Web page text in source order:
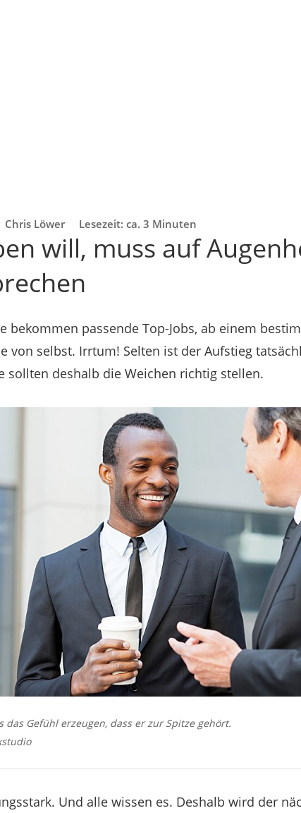
Chris Löwer Lesezeit: ca. 3 Minuten
will, muss auf
bekommen passende Top-Jobs, ab einem
von selbst. Irrtum! Selten ist der Aufstieg
sollten deshalb die Weichen richtig stellen.
das Gefühl erzeugen, dass er zur Spitze gehört.
Und alle wissen es. Deshalb wird der